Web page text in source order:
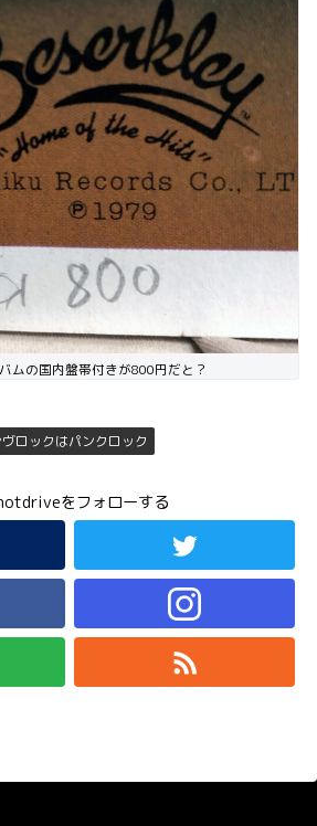
ムの国内盤帯付きが800円だと？
ロックはパンクロック
をフォローする